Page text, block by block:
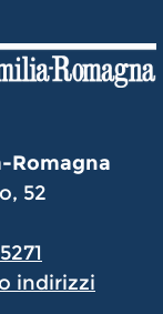
Romagna
52
indirizzi